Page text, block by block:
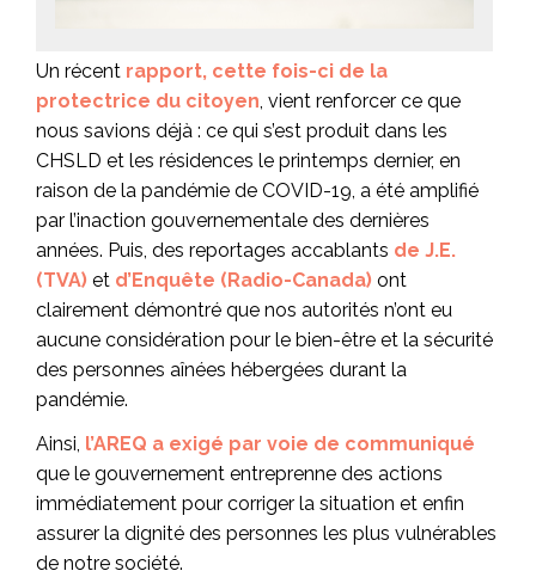
Un récent rapport, cette fois-ci de la
protectrice du citoyen , vient renforcer ce que
nous savions déjà : ce qui s’est produit dans les
CHSLD et les résidences le printemps dernier, en
raison de la pandémie de COVID-19, a été amplifié
par l’inaction gouvernementale des dernières
années. Puis, des reportages accablants de J.E.
(TVA) et d’Enquête (Radio-Canada) ont
clairement démontré que nos autorités n’ont eu
aucune considération pour le bien-être et la sécurité
des personnes aînées hébergées durant la
pandémie.
Ainsi, l’AREQ a exigé par voie de communiqué
que le gouvernement entreprenne des actions
immédiatement pour corriger la situation et enfin
assurer la dignité des personnes les plus vulnérables
de notre société.